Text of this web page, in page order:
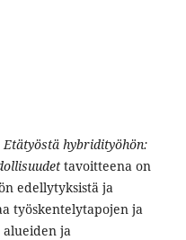
Etätyöstä hybridityöhön:
tavoitteena on
edellytyksistä ja
työskentelytapojen ja
ja